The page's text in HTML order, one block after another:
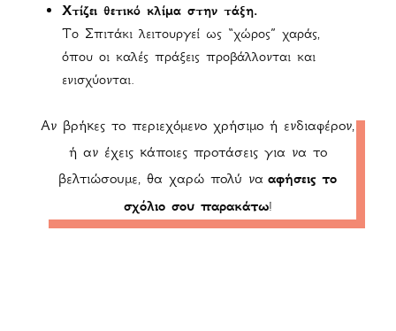
Χτίζει θετικό κλίμα στην τάξη.
Το Σπιτάκι λειτουργεί ως “χώρος” χαράς,
όπου οι καλές πράξεις προβάλλονται και
ενισχύονται.
Αν βρήκες το περιεχόμενο χρήσιμο ή ενδιαφέρον,
ή αν έχεις κάποιες προτάσεις για να το
βελτιώσουμε, θα χαρώ πολύ νααφήσεις το
σχόλιο σου παρακάτω!